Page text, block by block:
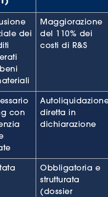
dei
Maggiorazione
del 110% dei
costi di R&S
con
diretta in
dichiarazione
Obbligatoria e
strutturata
(dossier